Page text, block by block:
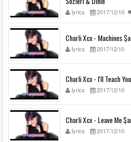
lyrics 2017/12/10
Charli Xcx - Machines
lyrics 2017/12/10
Charli Xcx - I'll Teach
lyrics 2017/12/10
Charli Xcx - Leave Me
lyrics 2017/12/10